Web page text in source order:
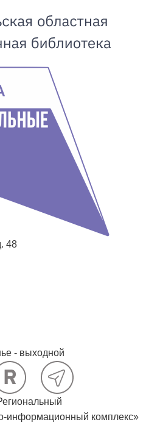
48
- выходной
информационный комплекс»